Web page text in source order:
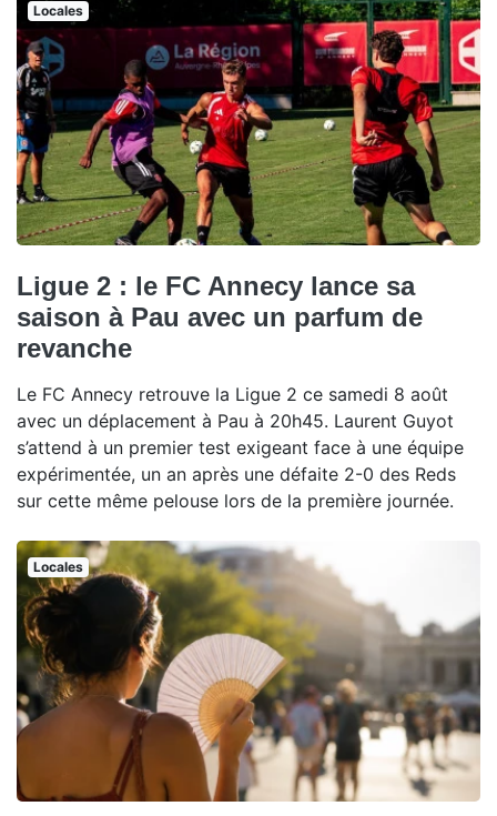
Locales
Ligue 2 : le FC Annecy lance sa
saison à Pau avec un parfum de
revanche
Le FC Annecy retrouve la Ligue 2 ce samedi 8 août
avec un déplacement à Pau à 20h45. Laurent Guyot
s’attend à un premier test exigeant face à une équipe
expérimentée, un an après une défaite 2-0 des Reds
sur cette même pelouse lors de la première journée.
Locales